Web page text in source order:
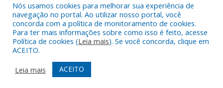
Todos os direitos reservados a Prefeitura Municipal de Santa
Bárbara do Pará.
Mapa do Site
Acessar Área Administrativa
Acessar Webmail
Nós usamos cookies para melhorar sua experiência de
navegação no portal. Ao utilizar nosso portal, você
concorda com a política de monitoramento de cookies.
Para ter mais informações sobre como isso é feito, acesse
Política de cookies (Leia mais). Se você concorda, clique em
ACEITO.
Leia mais
ACEITO